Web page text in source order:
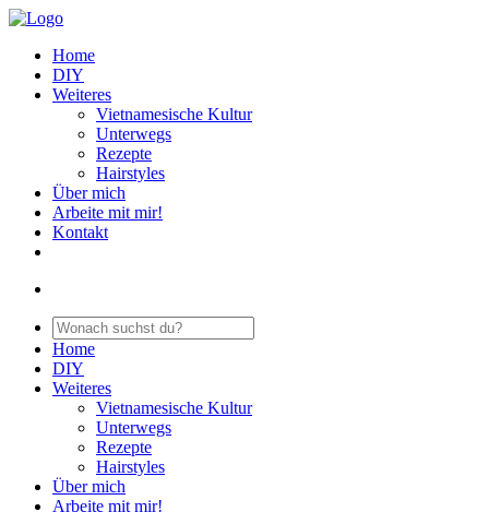
Home
DIY
Weiteres
Vietnamesische Kultur
Unterwegs
Rezepte
Hairstyles
Über mich
Arbeite mit mir!
Kontakt
Home
DIY
Weiteres
Vietnamesische Kultur
Unterwegs
Rezepte
Hairstyles
Über mich
Arbeite mit mir!